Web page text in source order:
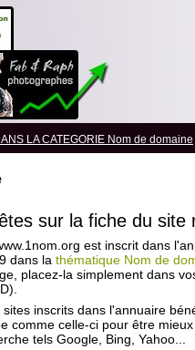
LA CATEGORIE Nom de domaine
sur la fiche du site
est inscrit dans
dans la thématique Nom de
placez-la simplement dans
sites inscrits dans l'annuaire
comme celle-ci pour être
tels Google, Bing, Yahoo...